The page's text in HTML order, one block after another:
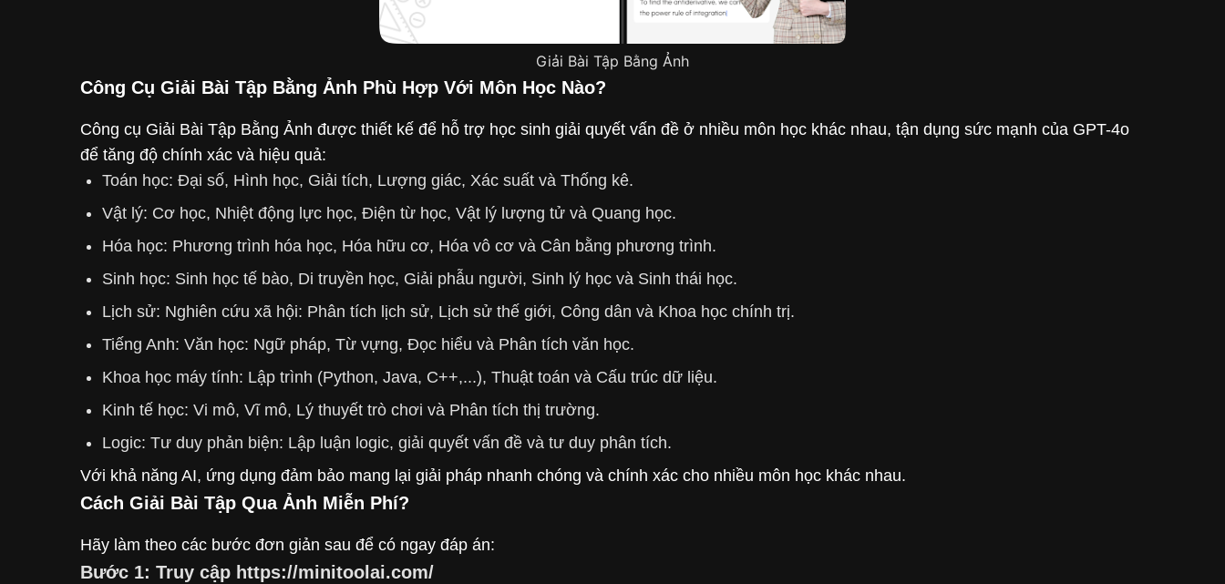
Giải Bài Tập Bằng Ảnh
Công Cụ Giải Bài Tập Bằng Ảnh Phù Hợp Với Môn Học Nào?
Công cụ Giải Bài Tập Bằng Ảnh được thiết kế để hỗ trợ học sinh giải quyết vấn đề ở nhiều môn học khác nhau, tận dụng sức mạnh của GPT-4o
để tăng độ chính xác và hiệu quả:
Toán học: Đại số, Hình học, Giải tích, Lượng giác, Xác suất và Thống kê.
Vật lý: Cơ học, Nhiệt động lực học, Điện từ học, Vật lý lượng tử và Quang học.
Hóa học: Phương trình hóa học, Hóa hữu cơ, Hóa vô cơ và Cân bằng phương trình.
Sinh học: Sinh học tế bào, Di truyền học, Giải phẫu người, Sinh lý học và Sinh thái học.
Lịch sử: Nghiên cứu xã hội: Phân tích lịch sử, Lịch sử thế giới, Công dân và Khoa học chính trị.
Tiếng Anh: Văn học: Ngữ pháp, Từ vựng, Đọc hiểu và Phân tích văn học.
Khoa học máy tính: Lập trình (Python, Java, C++,...), Thuật toán và Cấu trúc dữ liệu.
Kinh tế học: Vi mô, Vĩ mô, Lý thuyết trò chơi và Phân tích thị trường.
Logic: Tư duy phản biện: Lập luận logic, giải quyết vấn đề và tư duy phân tích.
Với khả năng AI, ứng dụng đảm bảo mang lại giải pháp nhanh chóng và chính xác cho nhiều môn học khác nhau.
Cách Giải Bài Tập Qua Ảnh Miễn Phí?
Hãy làm theo các bước đơn giản sau để có ngay đáp án:
Bước 1: Truy cập https://minitoolai.com/